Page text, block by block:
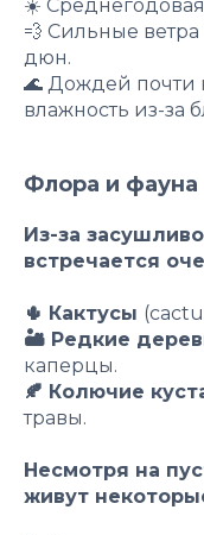
☀️ Среднегодовая
💨 Сильные
дюн.
🌊 Дождей почти
влажность из-за
Флора и фауна
Из-за
встречается
🌵 Кактусы
🏜 Редкие
каперцы.
🍂 Колючие
травы.
Несмотря на
живут